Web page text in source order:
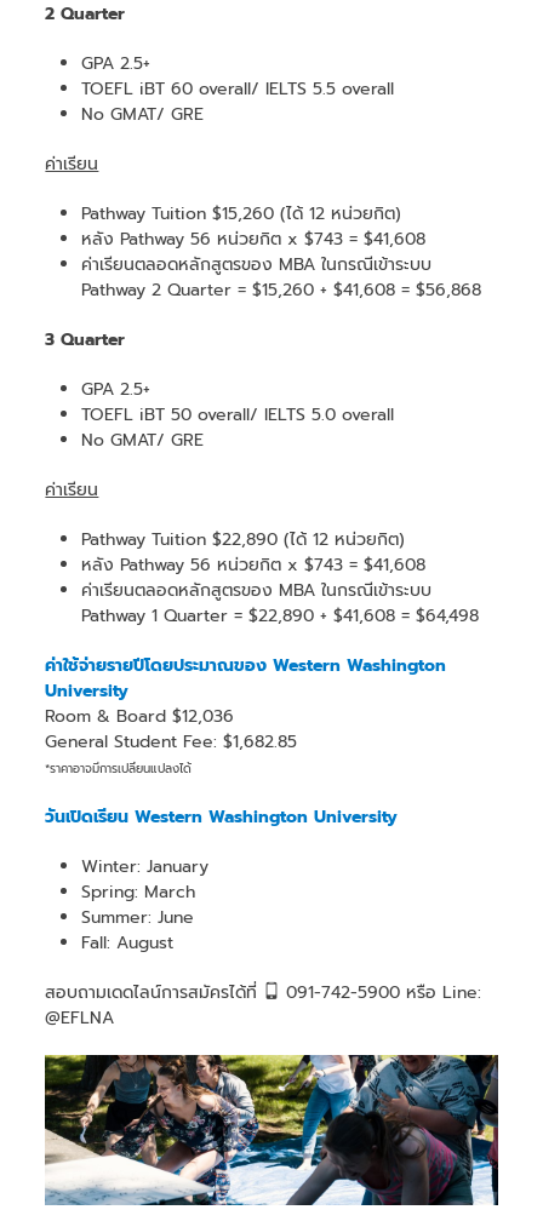
2 Quarter
GPA 2.5+
TOEFL iBT 60 overall/ IELTS 5.5 overall
No GMAT/ GRE
ค่าเรียน
Pathway Tuition $15,260 (ได้ 12 หน่วยกิต)
หลัง Pathway 56 หน่วยกิต x $743 = $41,608
ค่าเรียนตลอดหลักสูตรของ MBA ในกรณีเข้าระบบ
Pathway 2 Quarter = $15,260 + $41,608 = $56,868
3 Quarter
GPA 2.5+
TOEFL iBT 50 overall/ IELTS 5.0 overall
No GMAT/ GRE
ค่าเรียน
Pathway Tuition $22,890 (ได้ 12 หน่วยกิต)
หลัง Pathway 56 หน่วยกิต x $743 = $41,608
ค่าเรียนตลอดหลักสูตรของ MBA ในกรณีเข้าระบบ
Pathway 1 Quarter = $22,890 + $41,608 = $64,498
ค่าใช้จ่ายรายปีโดยประมาณของ Western Washington
University
Room & Board $12,036
General Student Fee: $1,682.85
*ราคาอาจมีการเปลี่ยนแปลงได้
วันเปิดเรียน Western Washington University
Winter: January
Spring: March
Summer: June
Fall: August
สอบถามเดดไลน์การสมัครได้ที่
091-742-5900 หรือ Line:
@EFLNA